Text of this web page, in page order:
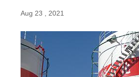
Aug 23 , 2021